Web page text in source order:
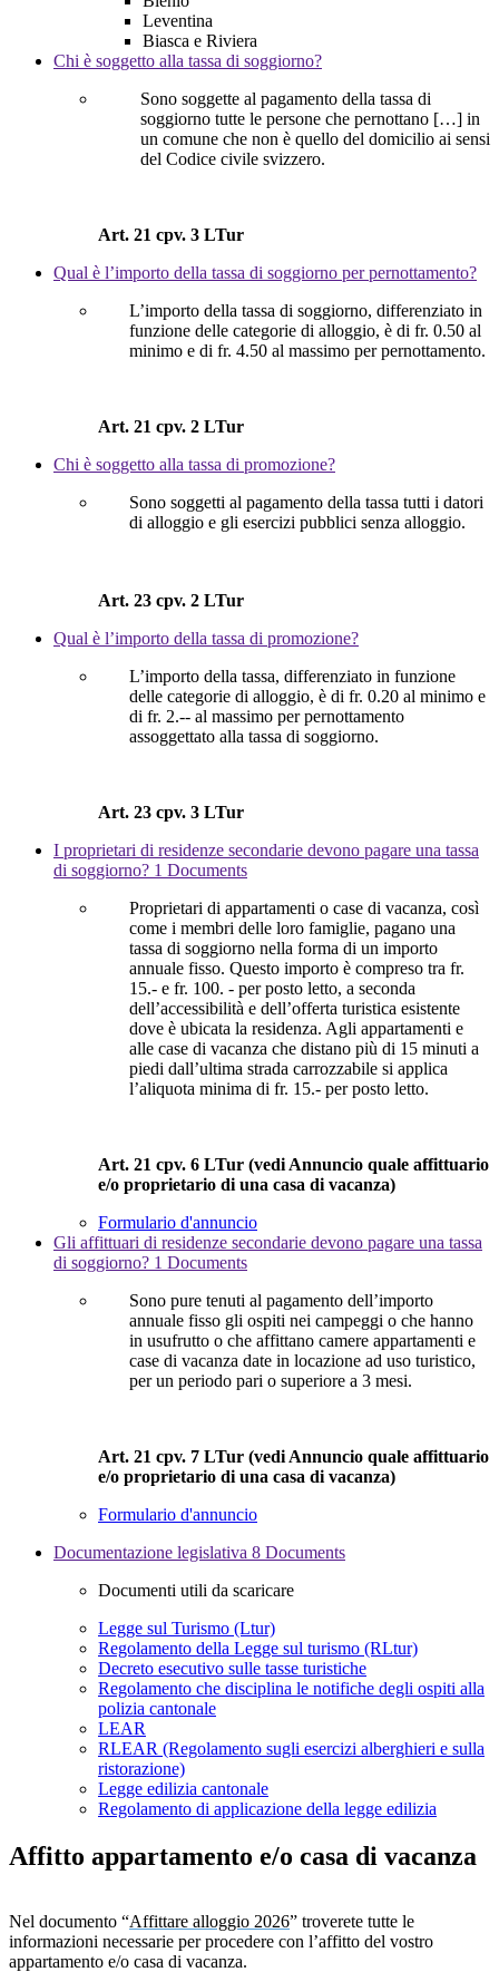
Leventina
Biasca e Riviera
Chi è soggetto alla tassa di soggiorno?
Sono soggette al pagamento della tassa di
soggiorno tutte le persone che pernottano […] in
un comune che non è quello del domicilio ai sensi
del Codice civile svizzero.
Art. 21 cpv. 3 LTur
Qual è l’importo della tassa di soggiorno per pernottamento?
L’importo della tassa di soggiorno, differenziato in
funzione delle categorie di alloggio, è di fr. 0.50 al
minimo e di fr. 4.50 al massimo per pernottamento.
Art. 21 cpv. 2 LTur
Chi è soggetto alla tassa di promozione?
Sono soggetti al pagamento della tassa tutti i datori
di alloggio e gli esercizi pubblici senza alloggio.
Art. 23 cpv. 2 LTur
Qual è l’importo della tassa di promozione?
L’importo della tassa, differenziato in funzione
delle categorie di alloggio, è di fr. 0.20 al minimo e
di fr. 2.-- al massimo per pernottamento
assoggettato alla tassa di soggiorno.
Art. 23 cpv. 3 LTur
I proprietari di residenze secondarie devono pagare una tassa
di soggiorno? 1 Documents
Proprietari di appartamenti o case di vacanza, così
come i membri delle loro famiglie, pagano una
tassa di soggiorno nella forma di un importo
annuale fisso. Questo importo è compreso tra fr.
15.- e fr. 100. - per posto letto, a seconda
dell’accessibilità e dell’offerta turistica esistente
dove è ubicata la residenza. Agli appartamenti e
alle case di vacanza che distano più di 15 minuti a
piedi dall’ultima strada carrozzabile si applica
l’aliquota minima di fr. 15.- per posto letto.
Art. 21 cpv. 6 LTur (vedi Annuncio quale affittuario
e/o proprietario di una casa di vacanza)
Formulario d'annuncio
Gli affittuari di residenze secondarie devono pagare una tassa
di soggiorno? 1 Documents
Sono pure tenuti al pagamento dell’importo
annuale fisso gli ospiti nei campeggi o che hanno
in usufrutto o che affittano camere appartamenti e
case di vacanza date in locazione ad uso turistico,
per un periodo pari o superiore a 3 mesi.
Art. 21 cpv. 7 LTur (vedi Annuncio quale affittuario
e/o proprietario di una casa di vacanza)
Formulario d'annuncio
Documentazione legislativa 8 Documents
Documenti utili da scaricare
Legge sul Turismo (Ltur)
Regolamento della Legge sul turismo (RLtur)
Decreto esecutivo sulle tasse turistiche
Regolamento che disciplina le notifiche degli ospiti alla
polizia cantonale
LEAR
RLEAR (Regolamento sugli esercizi alberghieri e sulla
ristorazione)
Legge edilizia cantonale
Regolamento di applicazione della legge edilizia
Affitto appartamento e/o casa di vacanza
Nel documento “Affittare alloggio 2026” troverete tutte le
informazioni necessarie per procedere con l’affitto del vostro
appartamento e/o casa di vacanza.